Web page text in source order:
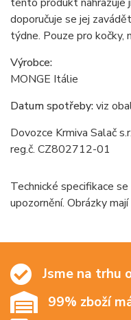
doporučuje se jej
týdne. Pouze pro kočky,
Výrobce:
MONGE Itálie
Datum spotřeby:viz
Dovozce Krmiva Salač
reg.č. CZ802712-01
Technické specifikace
upozornění. Obrázky
Jsme na trhu
99% zboží